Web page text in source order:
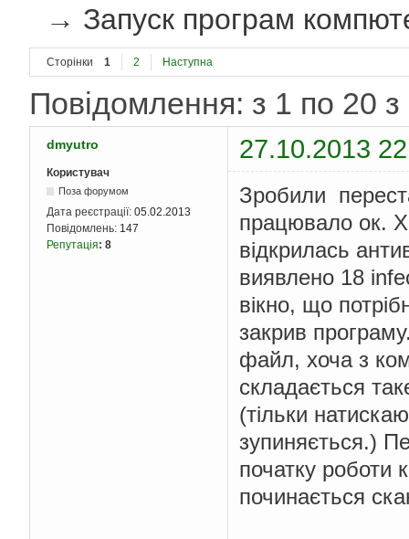
→ Запуск програм
Сторінки 1 2 Наступна
Повідомлення: з 1 по 20 з
dmyutro 27.10.2013
Користувач
Поза форумом
Дата реєстрації: 05.02.2013
Повідомлень: 147
Репутація: 8
Зробили
працювало ок.
відкрилась
виявлено 18
вікно, що
закрив
файл, хоча з
складається
(тільки
зупиняється.)
початку роботи
починається